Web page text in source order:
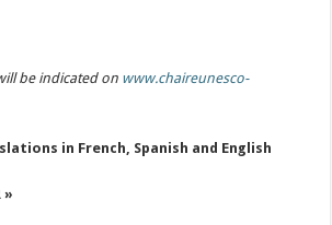
be indicated on www.chaireunesco-
in French, Spanish and English
»